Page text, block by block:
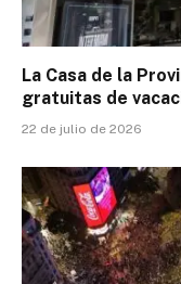
La Casa de la
gratuitas de
22 de julio de 2026